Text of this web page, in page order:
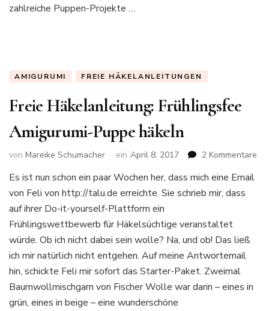
zahlreiche Puppen-Projekte …
AMIGURUMI FREIE HÄKELANLEITUNGEN
Freie Häkelanleitung: Frühlingsfee
Amigurumi-Puppe häkeln
von Mareike Schumacher ein April 8, 2017 2 Kommentare
Es ist nun schon ein paar Wochen her, dass mich eine Email
von Feli von http://talu.de erreichte. Sie schrieb mir, dass
auf ihrer Do-it-yourself-Plattform ein
Frühlingswettbewerb für Häkelsüchtige veranstaltet
würde. Ob ich nicht dabei sein wolle? Na, und ob! Das ließ
ich mir natürlich nicht entgehen. Auf meine Antwortemail
hin, schickte Feli mir sofort das Starter-Paket. Zweimal
Baumwollmischgarn von Fischer Wolle war darin – eines in
grün, eines in beige – eine wunderschöne